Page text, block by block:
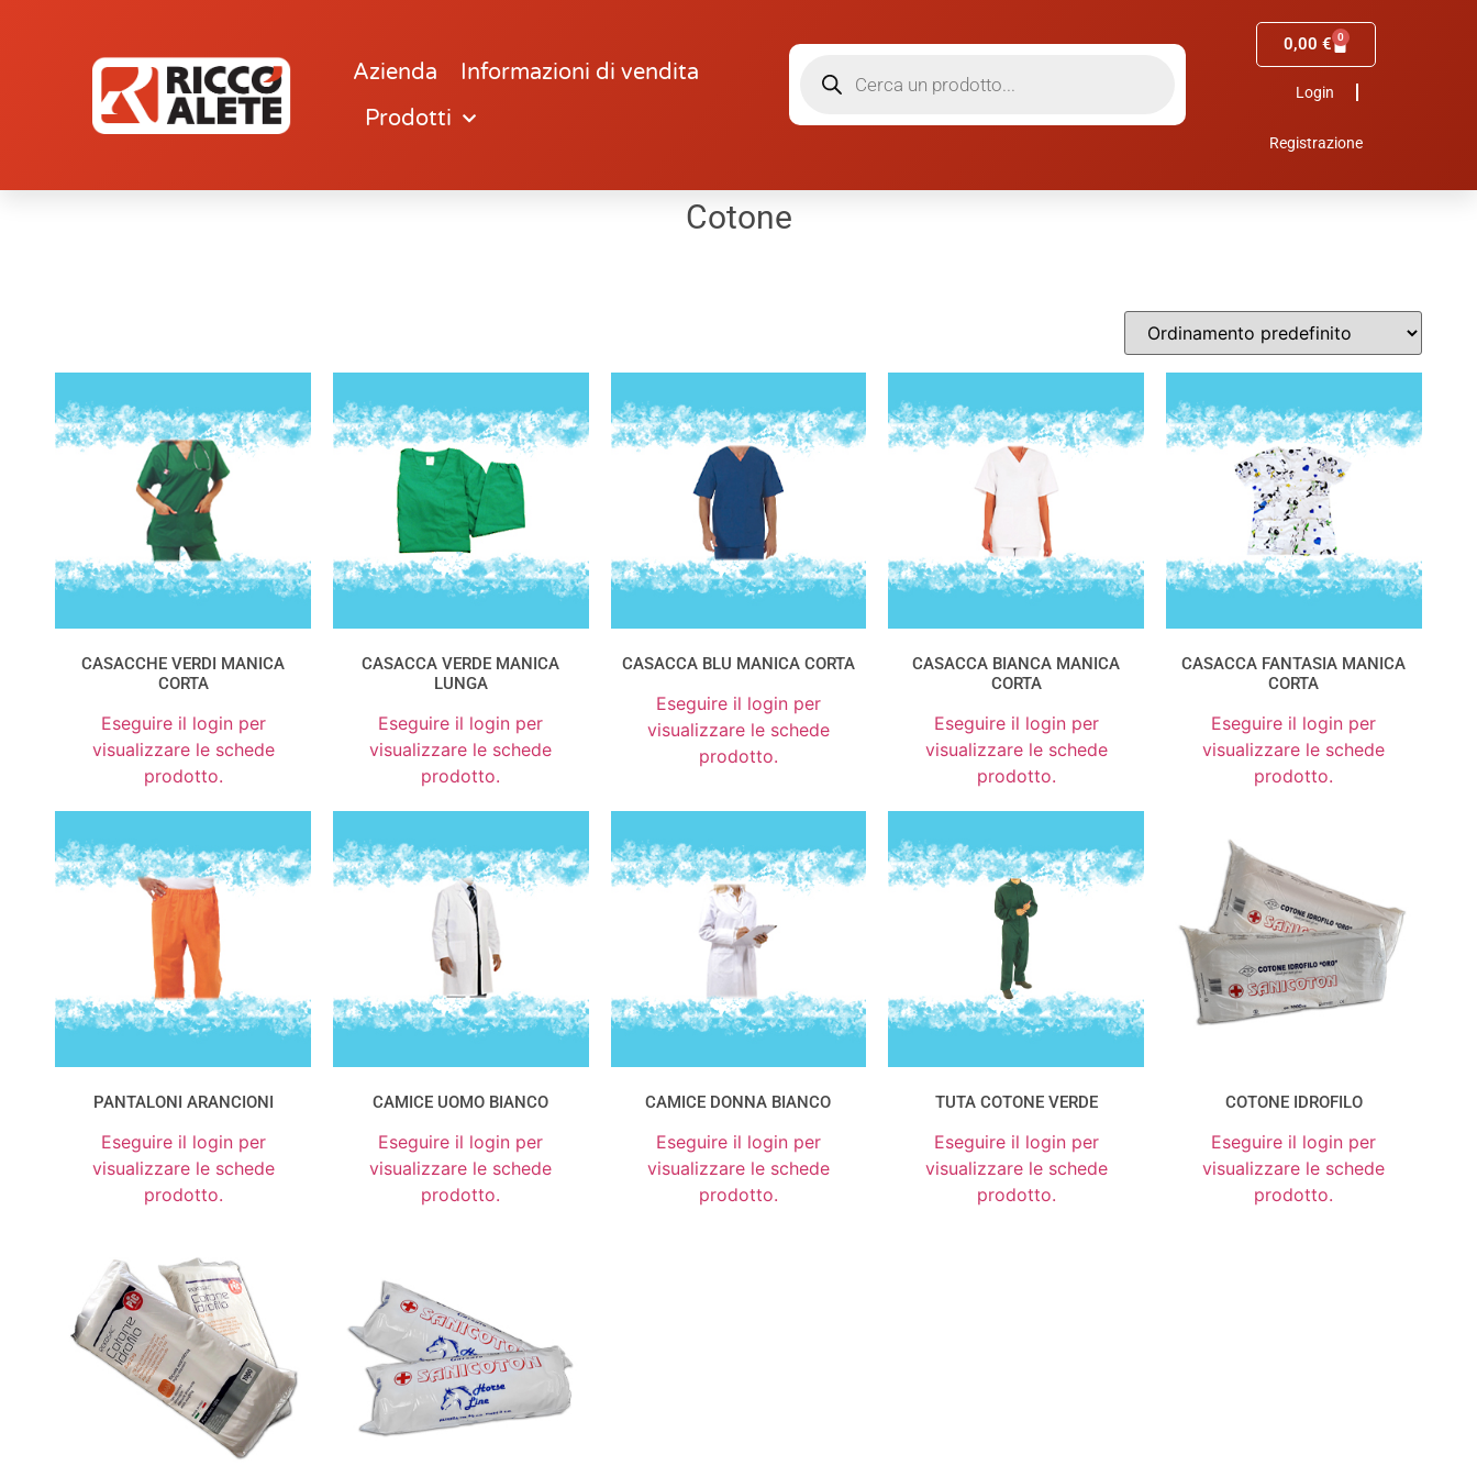
Azienda
Informazioni di vendita
Prodotti
0,00€ 0
Login
Registrazione
Cotone
CASACCHE VERDI MANICA
CORTA
Eseguire il login per
visualizzare le schede
prodotto.
CASACCA VERDE MANICA
LUNGA
Eseguire il login per
visualizzare le schede
prodotto.
CASACCA BLU MANICA CORTA
Eseguire il login per
visualizzare le schede
prodotto.
CASACCA BIANCA MANICA
CORTA
Eseguire il login per
visualizzare le schede
prodotto.
CASACCA FANTASIA MANICA
CORTA
Eseguire il login per
visualizzare le schede
prodotto.
PANTALONI ARANCIONI
Eseguire il login per
visualizzare le schede
prodotto.
CAMICE UOMO BIANCO
Eseguire il login per
visualizzare le schede
prodotto.
CAMICE DONNA BIANCO
Eseguire il login per
visualizzare le schede
prodotto.
TUTA COTONE VERDE
Eseguire il login per
visualizzare le schede
prodotto.
COTONE IDROFILO
Eseguire il login per
visualizzare le schede
prodotto.